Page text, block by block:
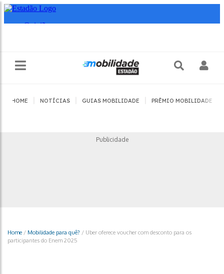
HOME NOTÍCIAS GUIAS MOBILIDADE PRÊMIO MOBILIDADE
Publicidade
Home / Mobilidade para quê? / Uber oferece voucher com desconto para os
participantes do Enem 2025